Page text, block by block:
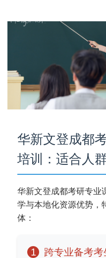
华新文登成都
培训：适合人
华新文登成都考研专业
学与本地化资源优势，
体：
1 跨专业备考考